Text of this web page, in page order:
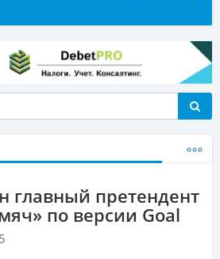
главный претендент
по версии Goal